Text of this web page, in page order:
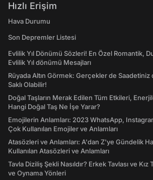
Hızlı Erişim
Hava Durumu
Son Depremler Listesi
Evlilik Yıl Dönümü Sözleri! En Özel Romantik,
Evlilik Yıl dönümü Mesajları
Rüyada Altın Görmek: Gerçekler de Saadetiniz
Saklı Olabilir!
Doğal Taşların Merak Edilen Tüm Etkileri,
Hangi Doğal Taş Ne İşe Yarar?
Emojilerin Anlamları: 2023 WhatsApp,
Çok Kullanılan Emojiler ve Anlamları
Atasözleri ve Anlamları: A'dan Z'ye Gündelik
Kullanılan Atasözleri ve Anlamları
Tavla Diziliş Şekli Nasıldır? Erkek Tavlası ve Kız
ve Oynama Yönleri